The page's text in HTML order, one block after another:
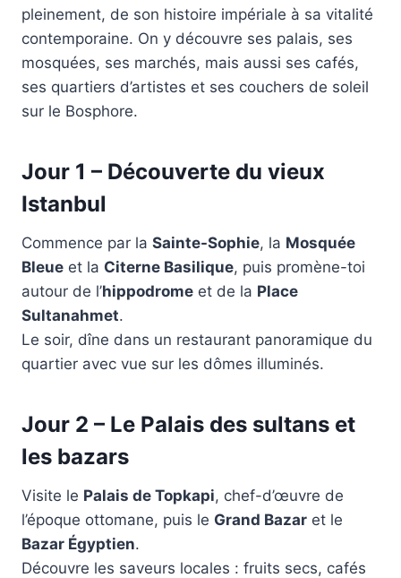
pleinement, de son histoire impériale à sa vitalité
contemporaine. On y découvre ses palais, ses
mosquées, ses marchés, mais aussi ses cafés,
ses quartiers d’artistes et ses couchers de soleil
sur le Bosphore.
Jour 1 – Découverte du vieux
Istanbul
Commence par la Sainte-Sophie, la Mosquée
Bleue et la Citerne Basilique, puis promène-toi
autour de l’hippodrome et de la Place
Sultanahmet.
Le soir, dîne dans un restaurant panoramique du
quartier avec vue sur les dômes illuminés.
Jour 2 – Le Palais des sultans et
les bazars
Visite le Palais de Topkapi, chef-d’œuvre de
l’époque ottomane, puis le Grand Bazar et le
Bazar Égyptien.
Découvre les saveurs locales : fruits secs, cafés